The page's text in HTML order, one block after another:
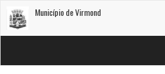
Município de Virmond